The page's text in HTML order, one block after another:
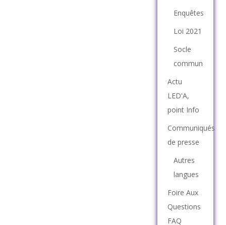
Enquêtes
Loi 2021
Socle
commun
Actu
LED'A,
point Info
Communiqués
de presse
Autres
langues
Foire Aux
Questions
FAQ